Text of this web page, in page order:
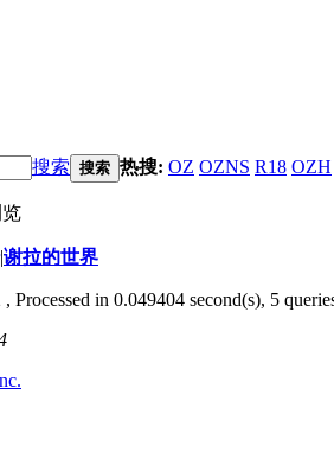
搜索 搜索 热搜: OZ OZNS R18 OZH
|谢拉的世界
, Processed in 0.049404 second(s), 5